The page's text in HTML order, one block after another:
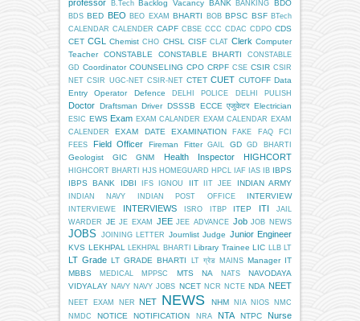
professor
B.Tech Backlog Vacancy BANK BANKING BDO
BDS BED BEO BEO EXAM BHARTI BOB BPSC BSF BTech
CALENDAR CALENDER CAPF CBSE CCC CDAC CDPO CDS
CET CGL Chemist CHO CHSL CISF CLAT Clerk Computer
Teacher
CONSTABLE CONSTABLE BHARTI
CONSTABLE
GD Coordinator COUNSELING CPO CRPF CSE CSIR CSIR
NET CSIR UGC-NET CSIR-NET CTET CUET CUTOFF Data
Entry Operator
Defence DELHI POLICE DELHI PULISH
Doctor Draftsman Driver DSSSB ECCE एजुकेटर Electrician
ESIC EWS Exam EXAM CALANDER EXAM CALENDAR EXAM
CALENDER
EXAM DATE EXAMINATION FAKE FAQ
FCI
FEES
Field Officer Fireman Fitter GAIL GD GD BHARTI
Geologist GIC GNM Health Inspector HIGHCORT
HIGHCORT BHARTI HJS HOMEGUARD HPCL IAF IAS IB IBPS
IBPS BANK
IDBI IFS IGNOU IIT IIT JEE INDIAN ARMY
INDIAN NAVY INDIAN POST OFFICE INTERVIEW
INTERVIEWE INTERVIEWS ISRO ITBP ITEP ITI
JAIL
WARDER JE JE EXAM JEE JEE ADVANCE Job JOB NEWS
JOBS JOINING LETTER Journlist Judge Junior Engineer
KVS LEKHPAL LEKHPAL BHARTI Library Trainee LIC LLB LT
LT Grade LT GRADE BHARTI LT ग्रेड MAINS Manager IT
MBBS
MEDICAL MPPSC MTS NA NATS
NAVODAYA
VIDYALAY NAVY NAVY JOBS NCET NCR NCTE NDA NEET
NEET EXAM NER NET NEWS NHM NIA NIOS
NMC
NMDC
NOTICE NOTIFICATION NRA NTA NTPC Nurse